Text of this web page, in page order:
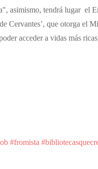
asimismo, tendrá lugar el
Cervantes’, que otorga el
acceder a vidas más
#fromista